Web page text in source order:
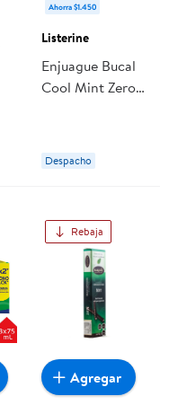
Ahorra $1.450
Listerine
Enjuague Bucal
Cool Mint Zero
Listerine
Despacho
Rebaja
Agregar